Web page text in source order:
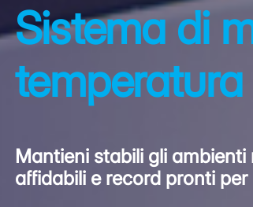
Sistema di
temperatura
Mantieni stabili gli
affidabili e record pronti